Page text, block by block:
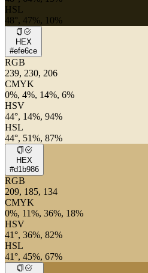
HSL
48°, 47%, 10%
HEX
#efe6ce
RGB
239, 230, 206
CMYK
0%, 4%, 14%, 6%
HSV
44°, 14%, 94%
HSL
44°, 51%, 87%
HEX
#d1b986
RGB
209, 185, 134
CMYK
0%, 11%, 36%, 18%
HSV
41°, 36%, 82%
HSL
41°, 45%, 67%